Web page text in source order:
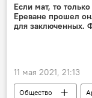
Если мат, то
Ереване прошел
для заключенных.
11 мая 2021, 21:13
Общество